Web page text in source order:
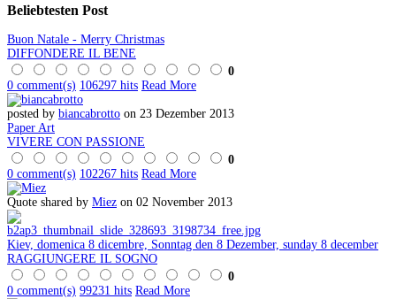
Beliebtesten Post
Buon Natale - Merry Christmas
DIFFONDERE IL BENE
0
0 comment(s) 106297 hits Read More
posted by biancabrotto on 23 Dezember 2013
Paper Art
VIVERE CON PASSIONE
0
0 comment(s) 102267 hits Read More
Quote shared by Miez on 02 November 2013
Kiev, domenica 8 dicembre, Sonntag den 8 Dezember, sunday 8 december
RAGGIUNGERE IL SOGNO
0
0 comment(s) 99231 hits Read More